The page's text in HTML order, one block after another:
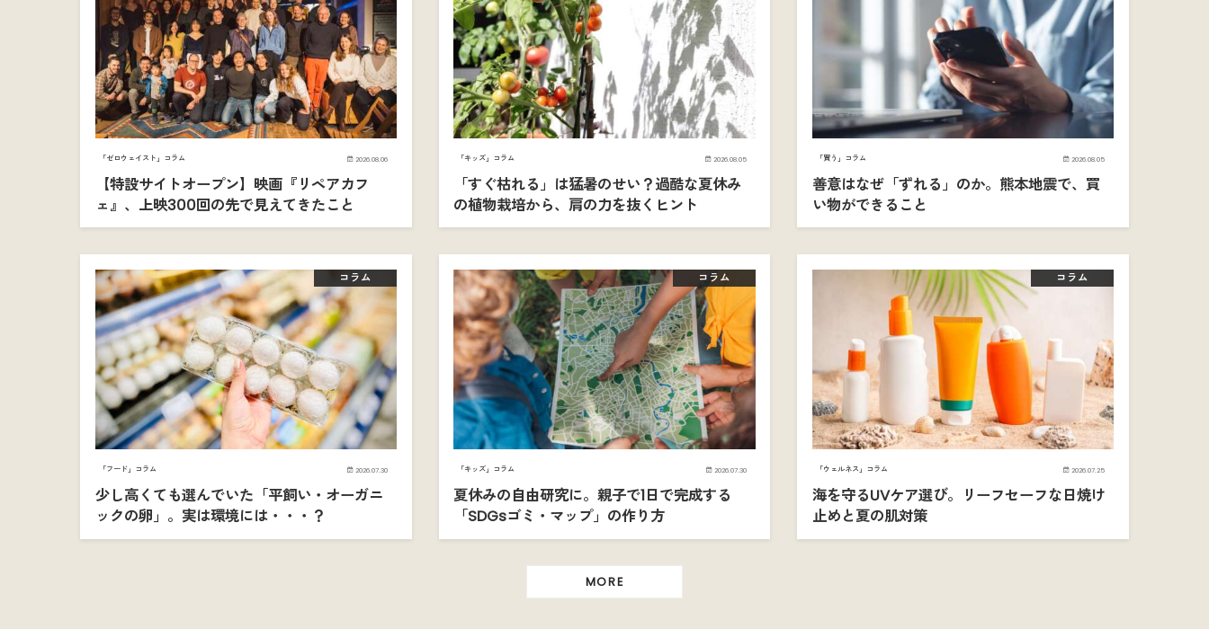
「ゼロウェイスト」コラム 2026.08.06
【特設サイトオープン】映画『リペアカフ
ェ』、上映300回の先で見えてきたこと
「キッズ」コラム 2026.08.05
「すぐ枯れる」は猛暑のせい？過酷な夏休み
の植物栽培から、肩の力を抜くヒント
「買う」コラム 2026.08.05
善意はなぜ「ずれる」のか。熊本地震で、買
い物ができること
コラム
「フード」コラム 2026.07.30
少し高くても選んでいた「平飼い・オーガニ
ックの卵」。実は環境には・・・？
コラム
「キッズ」コラム 2026.07.30
夏休みの自由研究に。親子で1日で完成する
「SDGsゴミ・マップ」の作り方
コラム
「ウェルネス」コラム 2026.07.25
海を守るUVケア選び。リーフセーフな日焼け
止めと夏の肌対策
MORE